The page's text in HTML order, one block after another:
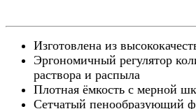
Изготовлена из
Эргономичный регулятор
раствора и распыла
Плотная ёмкость с мерной
Сетчатый пенообразующий